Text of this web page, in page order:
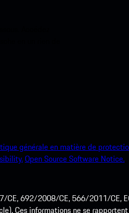
générale en matière de
Open Source Software Notice.
CE, 692/2008/CE, 566/2011/
Ces informations ne se